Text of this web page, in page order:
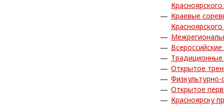
Краевые
Открытое
Открытое
Красноярску